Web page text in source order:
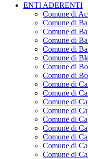
ENTI ADERENTI
Comune di
Comune di
Comune di
Comune di
Comune di
Comune di
Comune di
Comune di
Comune di
Comune di
Comune di
Comune di
Comune di
Comune di
Comune di
Comune di
Comune di